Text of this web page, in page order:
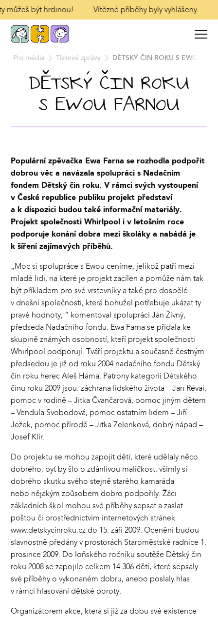
můžeš být hrdinou! Vítězné příběhy byly vyhlášeny.
Pro média Tiskové zprávy DĚTSKÝ ČIN ROKU S EWOU
DĚTSKÝ ČIN ROKU
S EWOU FARNOU
Populární zpěvačka Ewa Farna se rozhodla podpořit
dobrou věc a navázala spolupráci s Nadačním
fondem Dětský čin roku. V rámci svých vystoupení
v České republice publiku projekt představí
a k dispozici budou také informační materiály.
Projekt společnosti Whirlpool i v letošním roce
podporuje konání dobra mezi školáky a nabádá je
k šíření zajímavých příběhů.
„Moc si spolupráce s Ewou ceníme, jelikož patří mezi
mladé lidi, na které je projekt zacílen a pomůže nám tak
být příkladem pro své vrstevníky a také pro dospělé
v dnešní společnosti, která bohužel potřebuje ukázat ty
pravé hodnoty, “ komentoval spolupráci Ján Živný,
předseda Nadačního fondu. Ewa Farna se přidala ke
skupině známých osobností, kteří projekt společnosti
Whirlpool podporují. Tváří projektu a současně čestným
předsedou je již od roku 2004 nadačního fondu Dětský
čin roku herec Aleš Háma. Patrony kategorií Dětského
činu roku 2009 jsou: záchrana lidského života – Jan Révai,
pomoc v rodině – Jitka Čvančarová, pomoc jiným dětem
– Vendula Svobodová, pomoc ostatním lidem – Jiří
Ježek, pomoc přírodě – Jitka Zelenková, dobrý nápad –
Josef Klír.
Do projektu se mohou zapojit děti, které udělaly něco
dobrého, byť by šlo o zdánlivou maličkost, všimly si
dobrého skutku svého stejně starého kamaráda
nebo nějakým způsobem dobro podpořily. Žáci
základních škol mohou své příběhy sepsat a zaslat
poštou či prostřednictvím internetových stránek
www.detskycinroku.cz do 15. září 2009. Ocenění budou
slavnostně předány v prostorách Staroměstské radnice 1.
prosince 2009. Do loňského ročníku soutěže Dětský čin
roku 2008 se zapojilo celkem 14 306 dětí, které sepsaly
své příběhy o vykonaném dobru, anebo poslaly hlas
v rámci hlasování dětské poroty.
Organizátorem akce, která si již za dobu své existence